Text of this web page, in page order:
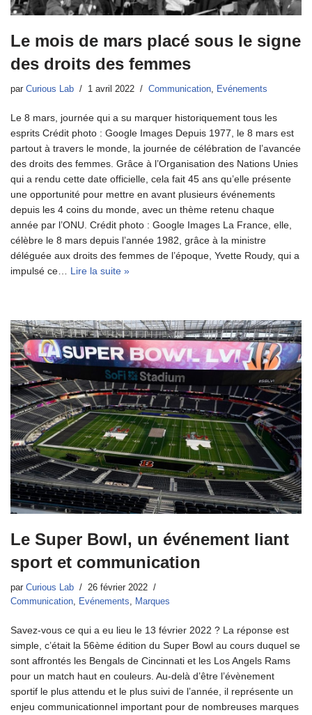
Le mois de mars placé sous le signe
des droits des femmes
par Curious Lab 1 avril 2022 Communication Evénements
Le 8 mars, journée qui a su marquer historiquement tous les
esprits Crédit photo : Google Images Depuis 1977, le 8 mars est
partout à travers le monde, la journée de célébration de l’avancée
des droits des femmes. Grâce à l’Organisation des Nations Unies
qui a rendu cette date officielle, cela fait 45 ans qu’elle présente
une opportunité pour mettre en avant plusieurs événements
depuis les 4 coins du monde, avec un thème retenu chaque
année par l’ONU. Crédit photo : Google Images La France, elle,
célèbre le 8 mars depuis l’année 1982, grâce à la ministre
déléguée aux droits des femmes de l’époque, Yvette Roudy, qui a
impulsé ce… Lire la suite »
Le Super Bowl, un événement liant
sport et communication
par Curious Lab
26 février 2022
Communication, Evénements, Marques
Savez-vous ce qui a eu lieu le 13 février 2022 ? La réponse est
simple, c’était la 56ème édition du Super Bowl au cours duquel se
sont affrontés les Bengals de Cincinnati et les Los Angels Rams
pour un match haut en couleurs. Au-delà d’être l’évènement
sportif le plus attendu et le plus suivi de l’année, il représente un
enjeu communicationnel important pour de nombreuses marques